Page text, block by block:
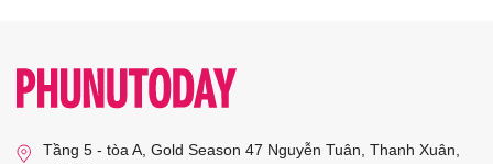
Tầng 5 - tòa A, Gold Season 47 Nguyễn Tuân, Thanh Xuân,